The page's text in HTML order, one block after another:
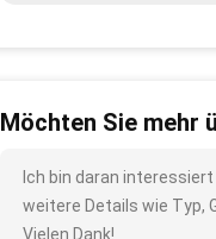
Möchten Sie mehr
Ich bin daran
weitere Details wie Typ,
Vielen Dank!